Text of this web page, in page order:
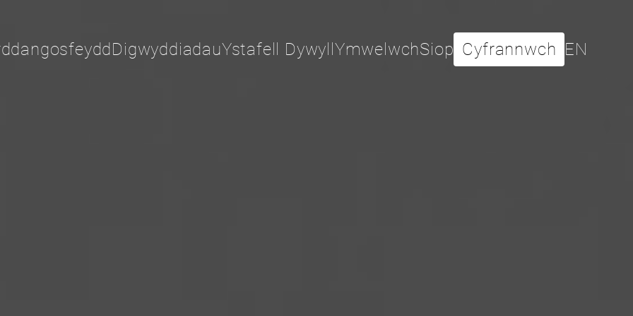
DigwyddiadauYstafell Dywyll YmwelwchSiop Cyfrannwch EN